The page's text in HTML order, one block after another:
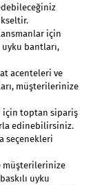
için
bantları,
acenteleri ve
müşterilerinize
için toptan sipariş
edinebilirsiniz.
seçenekleri
müşterilerinize
uyku